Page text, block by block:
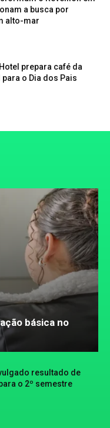
a busca por
alto-mar
prepara café da
o Dia dos Pais
básica no
resultado de
o 2º semestre